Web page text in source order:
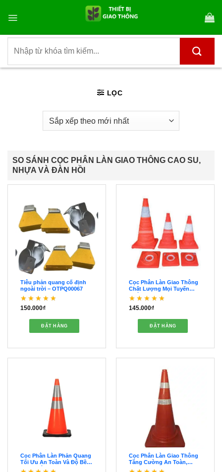
qua
dung
kiếm:
LỌC
SO SÁNH CỌC PHÂN LÀN GIAO THÔNG CAO SU,
NHỰA VÀ ĐÀN HỒI
Tiêu phản quang cố định
ngoài trời – OTPQ00067
Được xếp hạng
150.000₫
ĐẶT HÀNG
Cọc Phân Làn Giao Thông
Chất Lượng Mọi Tuyến
Đường – OCPL00036
Được xếp hạng
145.000₫
ĐẶT HÀNG
Cọc Phân Làn Phản Quang
Tối Ưu An Toàn Và Độ Bền
Vượt Trội – OCPL00035
Cọc Phân Làn Giao Thông
Tăng Cường An Toàn,
Giảm Tai Nạn – OCPL00034